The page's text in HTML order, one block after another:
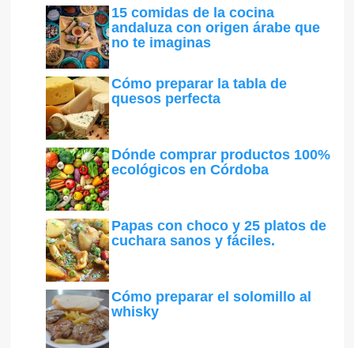
15 comidas de la cocina
andaluza con origen árabe que
no te imaginas
Cómo preparar la tabla de
quesos perfecta
Dónde comprar productos 100%
ecológicos en Córdoba
Papas con choco y 25 platos de
cuchara sanos y fáciles.
Cómo preparar el solomillo al
whisky